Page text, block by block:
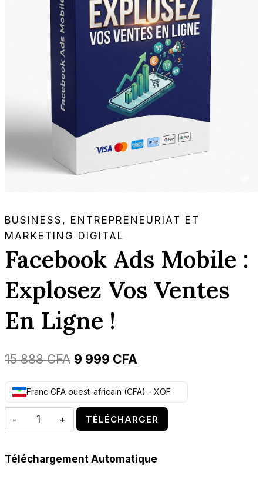
BUSINESS, ENTREPRENEURIAT ET
MARKETING DIGITAL
Facebook Ads Mobile :
Explosez Vos Ventes
En Ligne !
15 888CFA Le
prix
initial
était :
888 CFA.
9 999 CFA
prix
actuel
est :
999 CFA.
Franc CFA ouest-africain (CFA) - XOF
quantité
de
Ads
TÉLÉCHARGER
Téléchargement Automatique